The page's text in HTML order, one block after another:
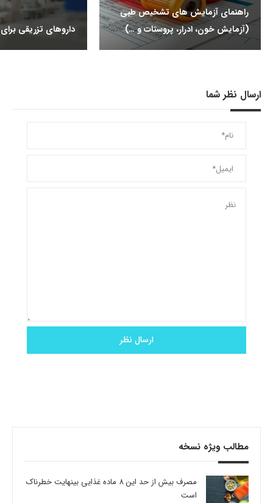
راهنمای آزمایش های تشخیص طبی
(آزمایش خون، ادرار، پروستات و …)
داروهای تزریقی
ارسال نظر شما
مطالب ویژه نسخه
مصرف بیش از حد این 8 ماده غذایی بینهایت خطرناک
است